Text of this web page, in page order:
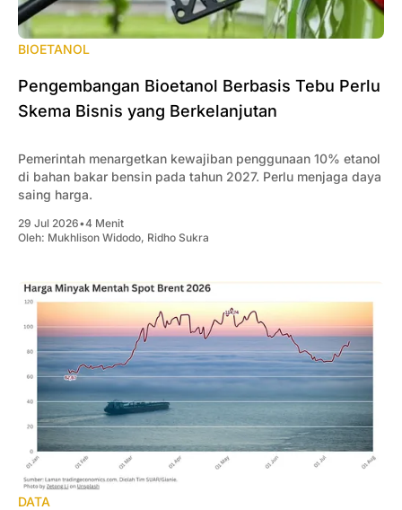
BIOETANOL
Pengembangan Bioetanol Berbasis Tebu Perlu
Skema Bisnis yang Berkelanjutan
Pemerintah menargetkan kewajiban penggunaan 10% etanol
di bahan bakar bensin pada tahun 2027. Perlu menjaga daya
saing harga.
29 Jul 2026•4 Menit
Oleh: Mukhlison Widodo, Ridho Sukra
DATA